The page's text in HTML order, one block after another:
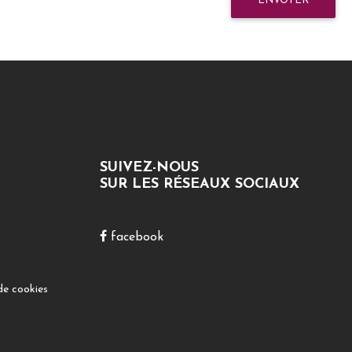
cookies
SUIVEZ-NOUS
SUR LES RÉSEAUX SOCIAUX
facebook